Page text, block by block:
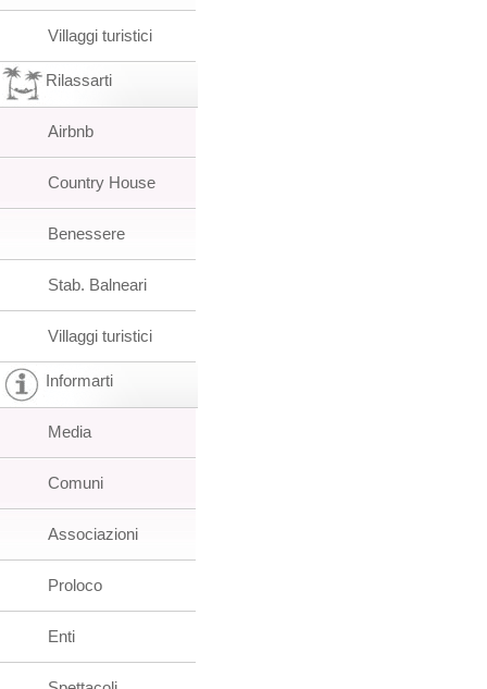
Villaggi turistici
Rilassarti
Airbnb
Country House
Benessere
Stab. Balneari
Villaggi turistici
Informarti
Media
Comuni
Associazioni
Proloco
Enti